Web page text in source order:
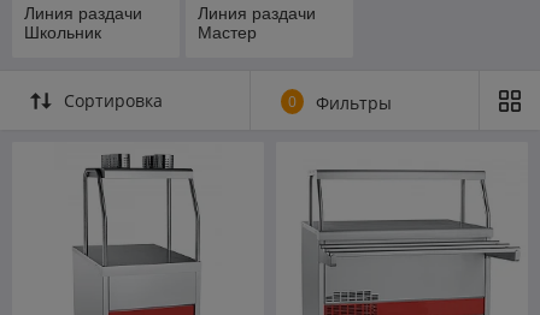
Линия раздачи
Школьник
Линия раздачи
Мастер
Сортировка 0 Фильтры